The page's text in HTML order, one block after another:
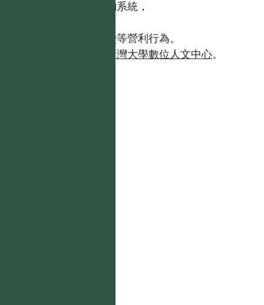
【台灣植物資訊整合查詢系統，
且不得有收取資料查詢費等營利行為。
台灣大學數位人文中心。